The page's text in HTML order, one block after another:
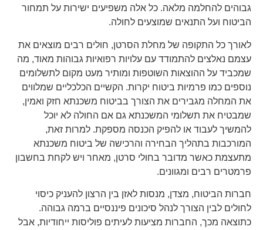
גבוהים להחלמה מלאה. כל אלה משפיעים ישירות על תמחור
הביטוח ועל התנאים שמוצעים לחולה.
לאורך כל התקופה של מחלת הסרטן, חולים רבים מוצאים את
עצמם נאלצים להתמודד עם עלויות רפואיות גבוהות מאוד, מה
שמכביד על ההוצאות השוטפות ומותיר מעט מקום לתשלומים
נוספים כמו פרמיות ביטוח יקרות. הקשיים הכלכליים שמלווים
את המחלה מגבירים את הצורך בביטוח משכנתא חזק ואמין,
שמבטיח את תשלומי המשכנתא גם אם החולה לא יוכל
להמשיך לעבוד או להפיק הכנסה מספקת. למרות זאת,
המורכבות בתהליך הבחירה והרכישה של ביטוח משכנתא
מתעצמת כאשר מדובר בחולי סרטן, מאחר ויש לקחת בחשבון
פרמטרים רבים ומגוונים.
חברות הביטוח, מצדן, מנסות לאזן בין הרצון להעניק כיסוי
לחולים לבין הצורך לנהל סיכונים פיננסיים ברמה גבוהה.
כתוצאה מכך, החברות מציעות לעיתים פוליסות ייחודיות, אבל